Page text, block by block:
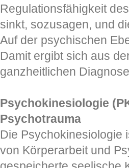
Regulationsfähigkeit
sinkt, sozusagen, und
Auf der psychischen
Damit ergibt sich aus
ganzheitlichen
Psychokinesiologie
Psychotrauma
Die Psychokinesiologie
von Körperarbeit und